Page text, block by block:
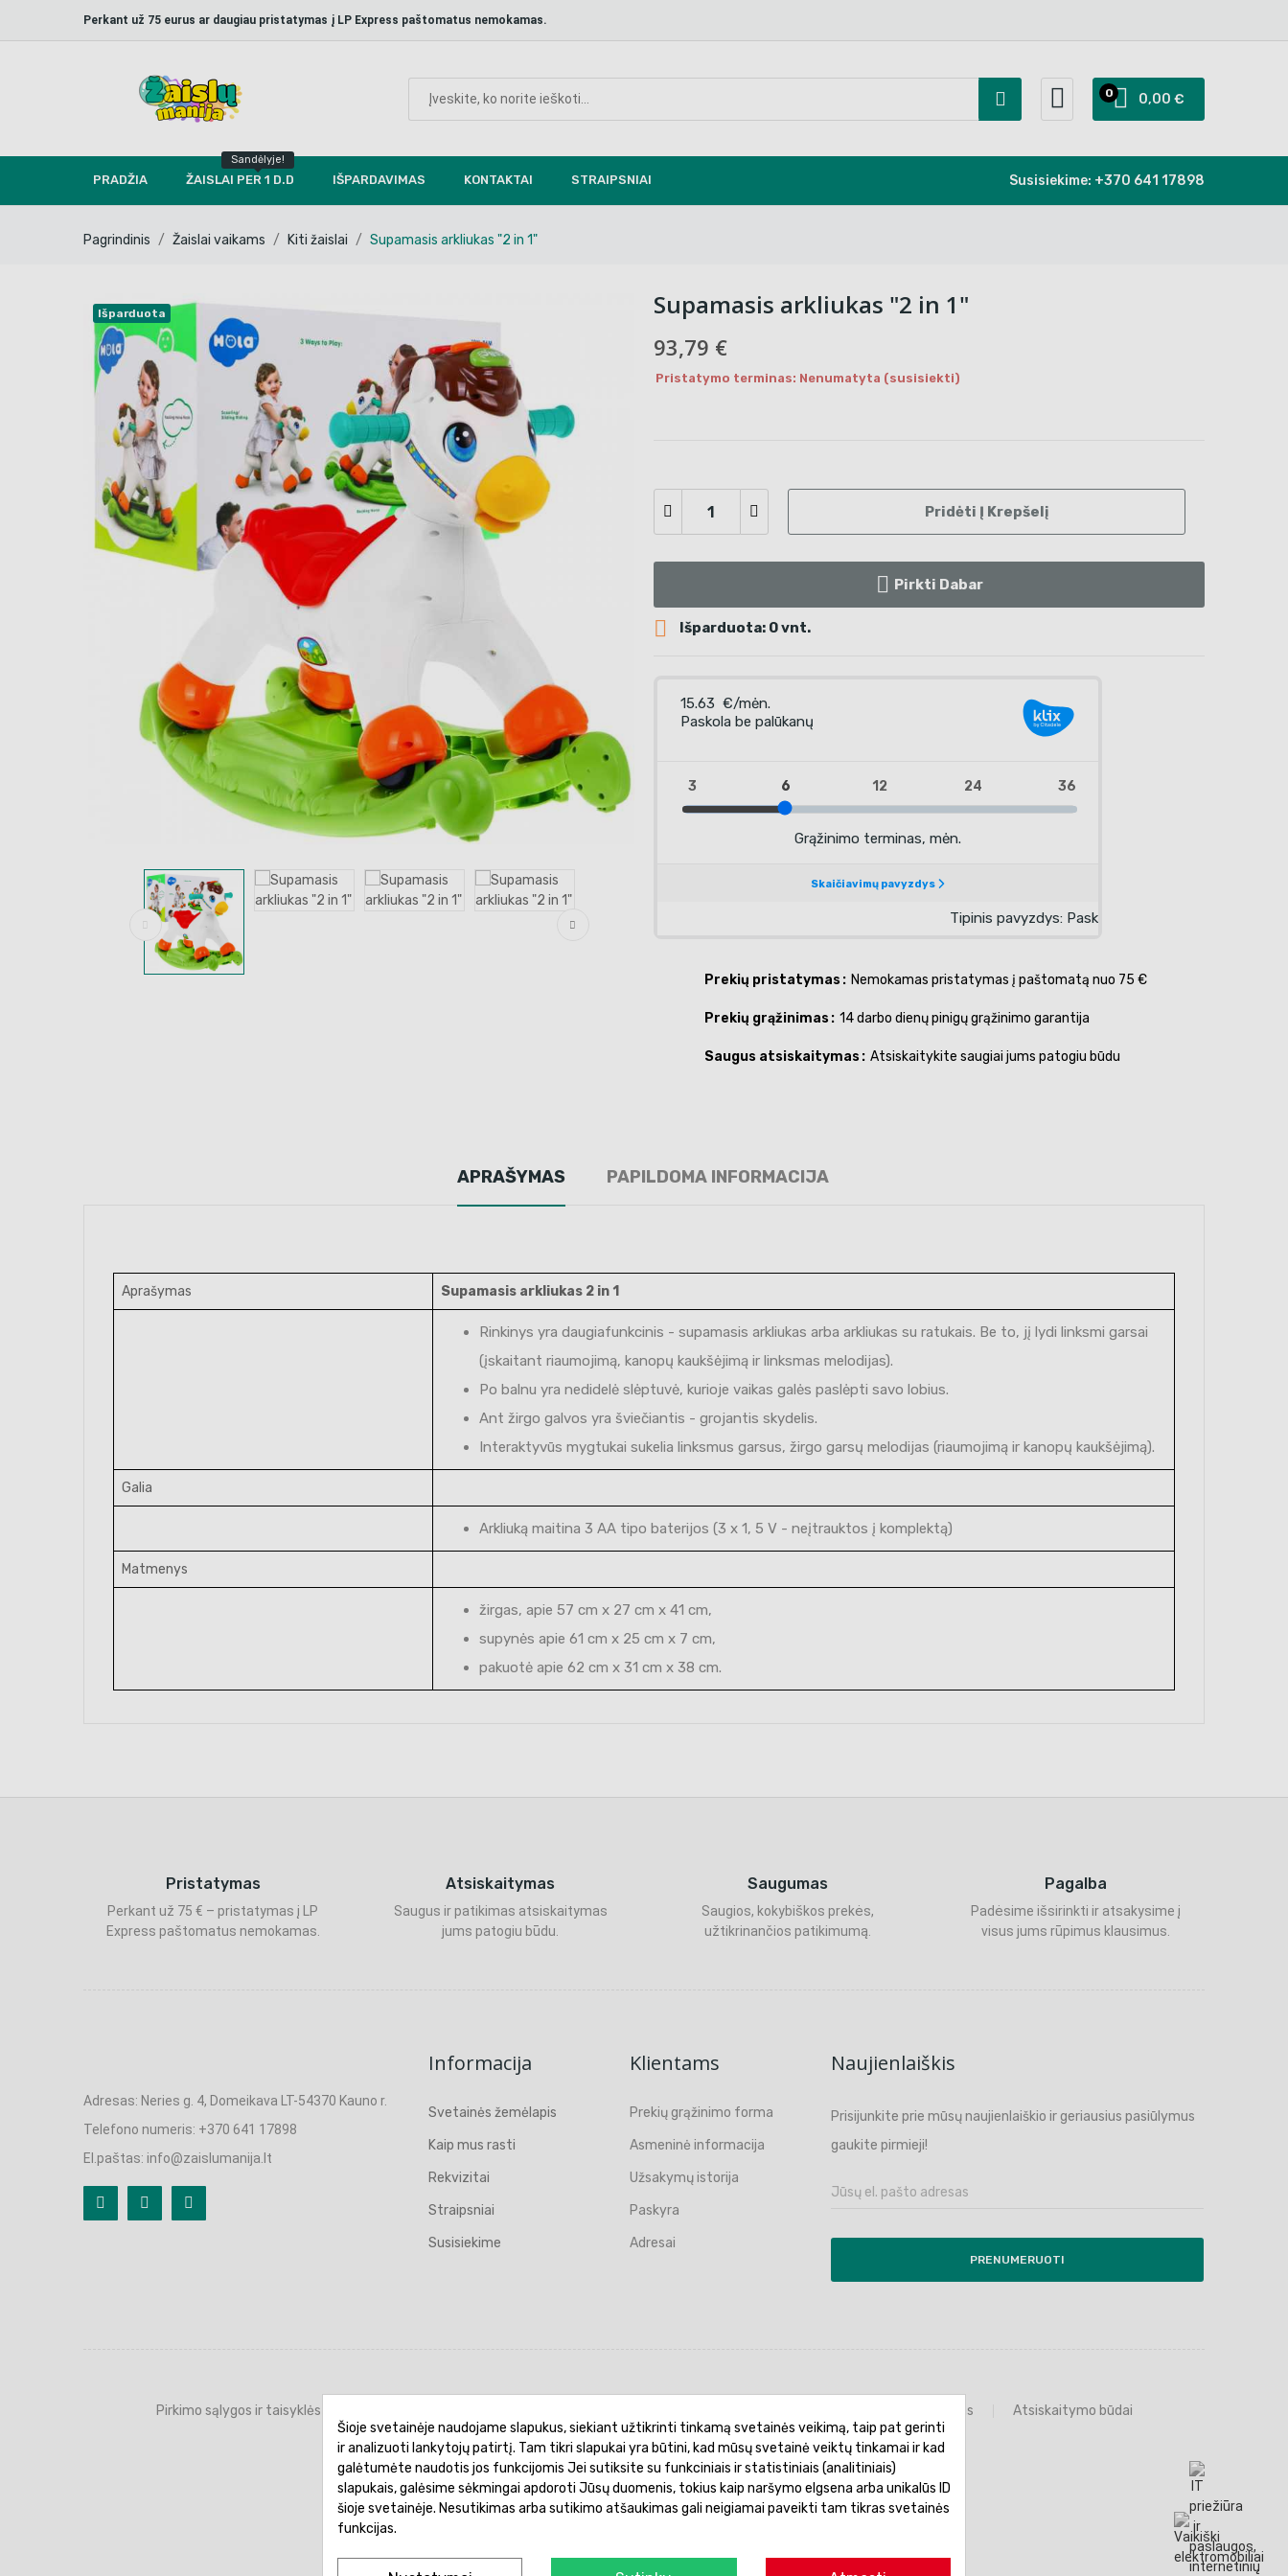
Perkant už 75 eurus ar daugiau pristatymas į LP Express paštomatus nemokamas.
0,00 €
0
PRADŽIA ŽAISLAI PER 1 D.D
Sandėlyje!
IŠPARDAVIMAS KONTAKTAI STRAIPSNIAI Susisiekime: +370 641 17898
Pagrindinis Žaislai vaikams Kiti žaislai Supamasis arkliukas "2 in 1"
Išparduota Supamasis arkliukas "2 in 1"
93,79 €
Pristatymo terminas: Nenumatyta (susisiekti)
Pridėti Į Krepšelį
Pirkti Dabar
 Išparduota: 0 vnt.
Prekių pristatymas Nemokamas pristatymas į paštomatą nuo 75 €
Prekių grąžinimas 14 darbo dienų pinigų grąžinimo garantija
Saugus atsiskaitymas Atsiskaitykite saugiai jums patogiu būdu
APRAŠYMAS PAPILDOMA INFORMACIJA
Aprašymas Supamasis arkliukas 2 in 1
Rinkinys yra daugiafunkcinis - supamasis arkliukas arba arkliukas su ratukais. Be to, jį lydi linksmi garsai
(įskaitant riaumojimą, kanopų kaukšėjimą ir linksmas melodijas).
Po balnu yra nedidelė slėptuvė, kurioje vaikas galės paslėpti savo lobius.
Ant žirgo galvos yra šviečiantis - grojantis skydelis.
Interaktyvūs mygtukai sukelia linksmus garsus, žirgo garsų melodijas (riaumojimą ir kanopų kaukšėjimą).
Galia
Arkliuką maitina 3 AA tipo baterijos (3 x 1, 5 V - neįtrauktos į komplektą)
Matmenys
žirgas, apie 57 cm x 27 cm x 41 cm,
supynės apie 61 cm x 25 cm x 7 cm,
pakuotė apie 62 cm x 31 cm x 38 cm.
Pristatymas
Perkant už 75 € – pristatymas į LP
Express paštomatus nemokamas.
Atsiskaitymas
Saugus ir patikimas atsiskaitymas
jums patogiu būdu.
Saugumas
Saugios, kokybiškos prekės,
užtikrinančios patikimumą.
Pagalba
Padėsime išsirinkti ir atsakysime į
visus jums rūpimus klausimus.
Adresas: Neries g. 4, Domeikava LT-54370 Kauno r.
Telefono numeris: +370 641 17898
El.paštas: info@zaislumanija.lt
Informacija
Svetainės žemėlapis
Kaip mus rasti
Rekvizitai
Straipsniai
Susisiekime
Klientams
Prekių grąžinimo forma
Asmeninė informacija
Užsakymų istorija
Paskyra
Adresai
Naujienlaiškis
Prisijunkite prie mūsų naujienlaiškio ir geriausius pasiūlymus
gaukite pirmieji!
PRENUMERUOTI
Pirkimo sąlygos ir taisyklės Prekių grąžinimas Atsiskaitymo būdai
Šioje svetainėje naudojame slapukus, siekiant užtikrinti tinkamą svetainės veikimą, taip pat gerinti
ir analizuoti lankytojų patirtį. Tam tikri slapukai yra būtini, kad mūsų svetainė veiktų tinkamai ir kad
galėtumėte naudotis jos funkcijomis Jei sutiksite su funkciniais ir statistiniais (analitiniais)
slapukais, galėsime sėkmingai apdoroti Jūsų duomenis, tokius kaip naršymo elgsena arba unikalūs ID
šioje svetainėje. Nesutikimas arba sutikimo atšaukimas gali neigiamai paveikti tam tikras svetainės
funkcijas.